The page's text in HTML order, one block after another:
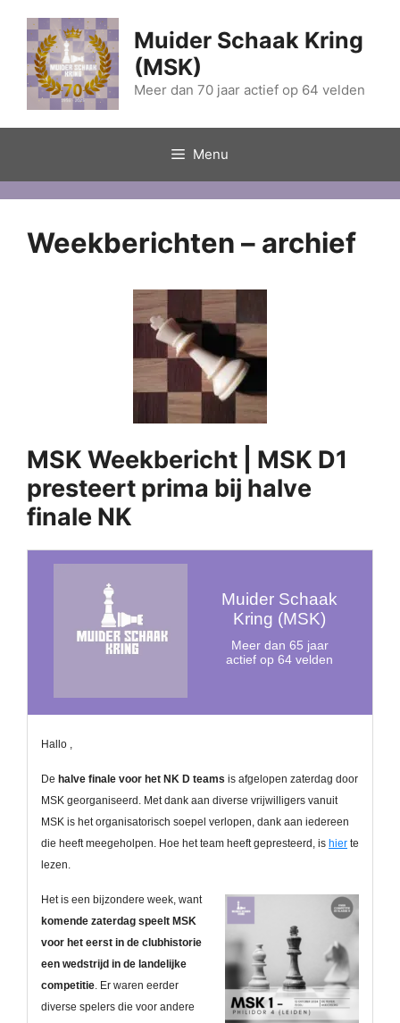
naar
inhoud
Muider Schaak Kring
(MSK)
Meer dan 70 jaar actief op 64 velden
Menu
Weekberichten – archief
MSK Weekbericht | MSK D1
presteert prima bij halve
finale NK